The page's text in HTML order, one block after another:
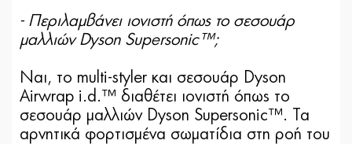
- Περιλαμβάνει ιονιστή όπως το σεσουάρ
μαλλιών Dyson Supersonic™;
Ναι, το multi-styler και σεσουάρ Dyson
Airwrap i.d.™ διαθέτει ιονιστή όπως το
σεσουάρ μαλλιών Dyson Supersonic™. Τα
αρνητικά φορτισμένα σωματίδια στη ροή του